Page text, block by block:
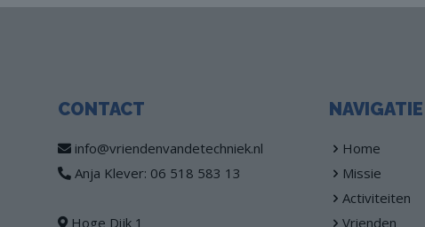
CONTACT
info@vriendenvandetechniek.nl
Anja Klever: 06 518 583 13
Hoge Dijk 1
NAVIGATIE
Home
Missie
Activiteiten
Vrienden